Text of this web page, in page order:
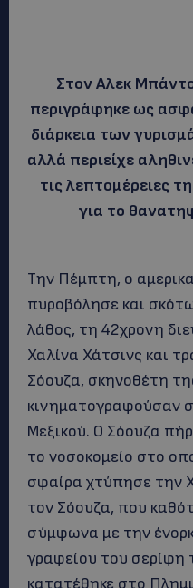
Στον Αλεκ
περιγράφηκε ως
διάρκεια των
αλλά περιείχε
τις λεπτομέρειες
για το
Την Πέμπτη, ο
πυροβόλησε και
λάθος, τη 42χρονη
Χαλίνα Χάτσινς και
Σόουζα, σκηνοθέτη
κινηματογραφούσαν
Μεξικού. Ο Σόουζα
το νοσοκομείο στο
σφαίρα χτύπησε την
τον Σόουζα, που
σύμφωνα με την
γραφείου του σερίφη
κατατέθηκε στο